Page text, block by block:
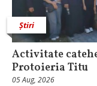
Știri
Activitate
Protoieria Titu
05 Aug, 2026